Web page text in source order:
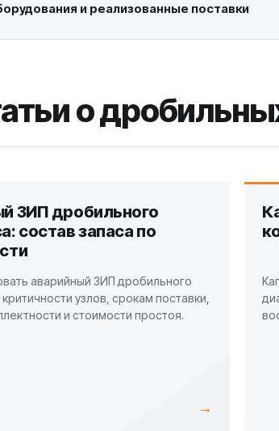
и реализованные поставки
о
ЗИП дробильного
состав запаса по
аварийный ЗИП дробильного
узлов, срокам поставки,
и стоимости простоя.
→